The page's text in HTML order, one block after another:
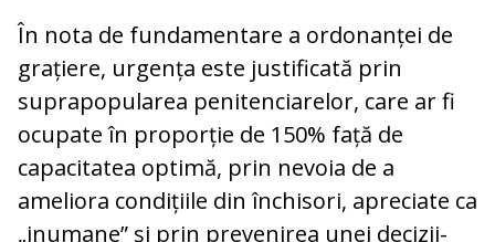
În nota de fundamentare a ordonanței de
grațiere, urgența este justificată prin
suprapopularea penitenciarelor, care ar fi
ocupate în proporție de 150% față de
capacitatea optimă, prin nevoia de a
ameliora condițiile din închisori, apreciate ca
„inumane” și prin prevenirea unei decizii-